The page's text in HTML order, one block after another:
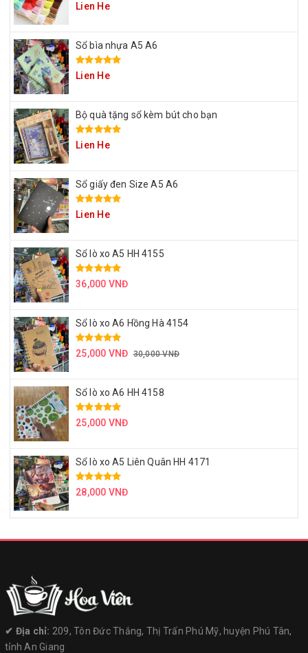
Lien He
Sổ bìa nhựa A5 A6
Lien He
Bộ quà tặng sổ kèm bút cho bạn
Lien He
Sổ giấy đen Size A5 A6
Lien He
Sổ lò xo A5 HH 4155
36,000 VNĐ
Sổ lò xo A6 Hồng Hà 4154
25,000 VNĐ 30,000 VNĐ
Sổ lò xo A6 HH 4158
25,000 VNĐ
Sổ lò xo A5 Liên Quân HH 4171
28,000 VNĐ
✔︎ Địa chỉ: 209, Tôn Đức Thắng, Thị Trấn Phú Mỹ, huyện Phú Tân,
tỉnh An Giang